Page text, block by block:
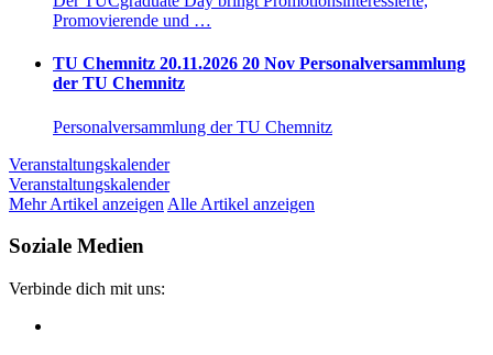
Promovierende und …
TU Chemnitz 20.11.2026 20 Nov Personalversammlung
der TU Chemnitz
Personalversammlung der TU Chemnitz
Veranstaltungskalender
Veranstaltungskalender
Mehr Artikel anzeigen Alle Artikel anzeigen
Soziale Medien
Verbinde dich mit uns: